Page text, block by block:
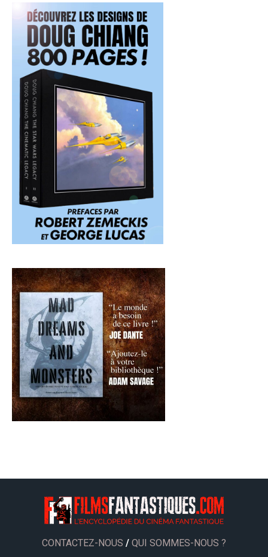
CONTACTEZ-NOUS / QUI SOMMES-NOUS ?